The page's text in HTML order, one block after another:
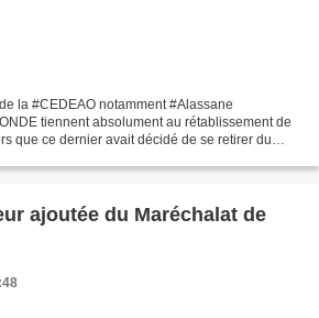
la #CEDEAO notamment #Alassane
tiennent absolument au rétablissement de
que ce dernier avait décidé de se retirer du
ajoutée du Maréchalat de